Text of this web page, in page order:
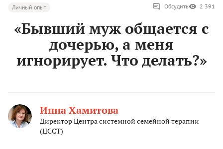
Личный опыт Обсудить 2 391
«Бывший муж общается с
дочерью, а меня
игнорирует. Что делать?»
Инна Хамитова
Директор Центра системной семейной терапии
(ЦССТ)